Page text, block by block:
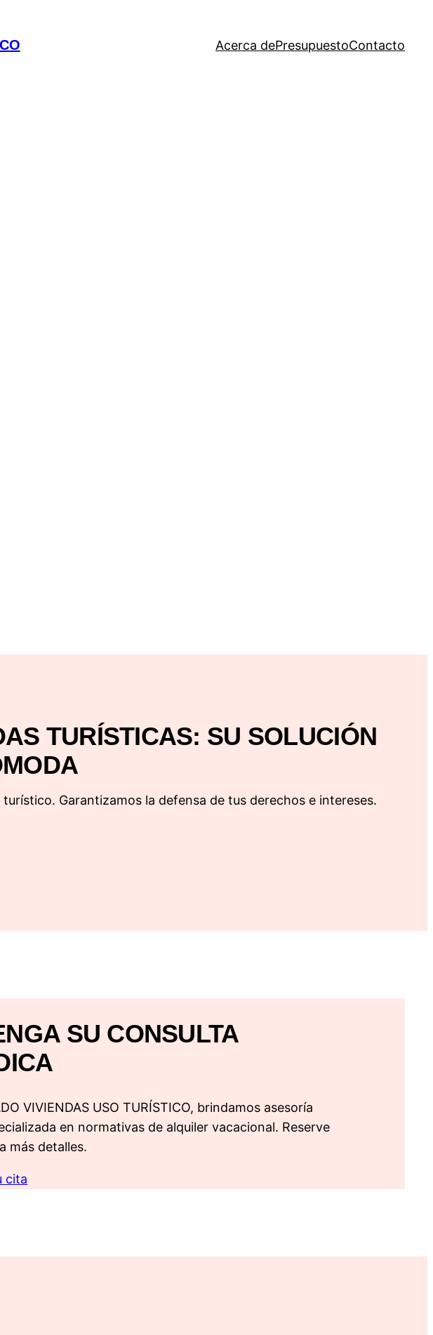
Acerca dePresupuestoContacto
TURÍSTICAS: SU SOLUCIÓN
Garantizamos la defensa de tus derechos e intereses.
SU CONSULTA
VIVIENDAS USO TURÍSTICO, brindamos asesoría
en normativas de alquiler vacacional. Reserve
más detalles.
cita